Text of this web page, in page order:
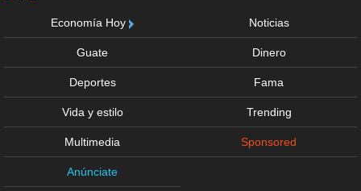
Economía Hoy Noticias
Guate Dinero
Deportes Fama
Vida y estilo Trending
Multimedia Sponsored
Anúnciate